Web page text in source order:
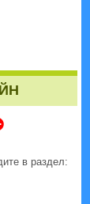
в раздел: